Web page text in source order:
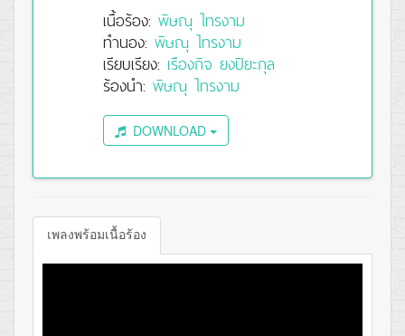
เนื้อร้อง:พิษณุ ไทรงาม
ทำนอง:พิษณุ ไทรงาม
เรียบเรียง:เรืองกิจ ยงปิยะกุล
ร้องนำ:พิษณุ ไทรงาม
DOWNLOAD
เพลงพร้อมเนื้อร้อง